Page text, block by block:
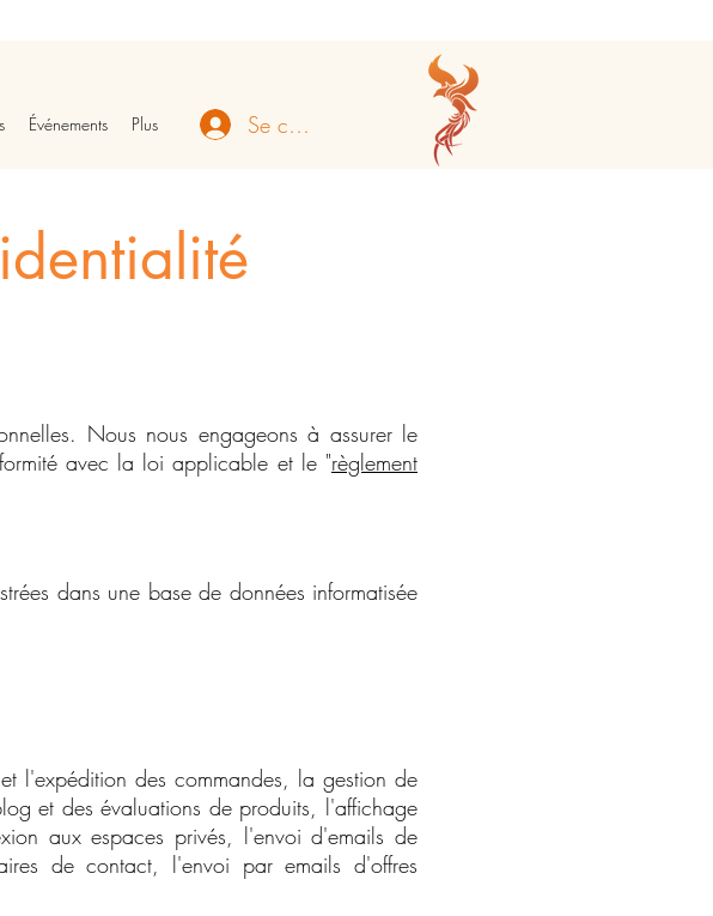
Événements Plus Se connecter
Nous nous engageons à assurer le
avec la loi applicable et le "règlement
dans une base de données informatisée
l'expédition des commandes, la gestion de
et des évaluations de produits, l'affichage
aux espaces privés, l'envoi d'emails de
de contact, l'envoi par emails d'offres